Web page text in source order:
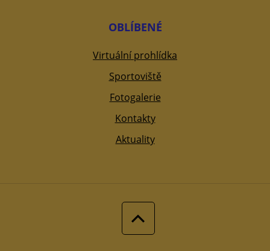
OBLÍBENÉ
Virtuální prohlídka
Sportoviště
Fotogalerie
Kontakty
Aktuality